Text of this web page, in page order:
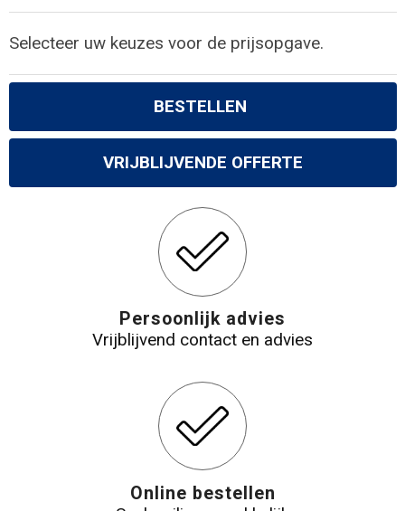
Selecteer uw keuzes voor de prijsopgave.
BESTELLEN
VRIJBLIJVENDE OFFERTE
Persoonlijk advies
Vrijblijvend contact en advies
Online bestellen